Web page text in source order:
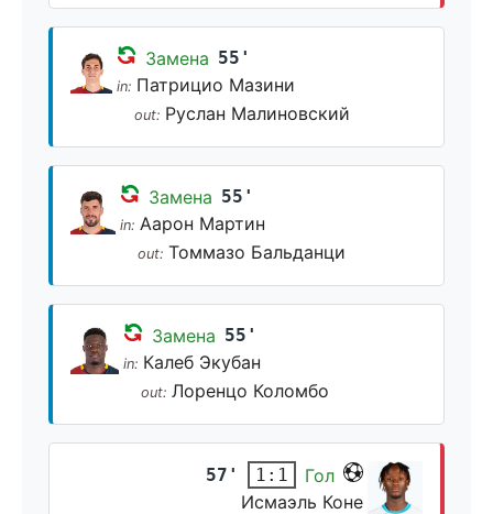
Замена 55'
in: Патрицио Мазини
out: Руслан Малиновский
Замена 55'
in: Аарон Мартин
out: Томмазо Бальданци
Замена 55'
in: Калеб Экубан
out: Лоренцо Коломбо
57' 1:1
Гол
Исмаэль Коне